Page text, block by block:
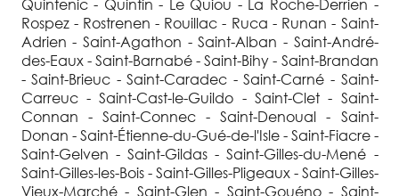
Quintenic - Quintin - Le Quiou - La Roche-Derrien -
Rospez - Rostrenen - Rouillac - Ruca - Runan - Saint-
Adrien - Saint-Agathon - Saint-Alban - Saint-André-
des-Eaux - Saint-Barnabé - Saint-Bihy - Saint-Brandan
- Saint-Brieuc - Saint-Caradec - Saint-Carné - Saint-
Carreuc - Saint-Cast-le-Guildo - Saint-Clet - Saint-
Connan - Saint-Connec - Saint-Denoual - Saint-
Donan - Saint-Étienne-du-Gué-de-l'Isle - Saint-Fiacre -
Saint-Gelven - Saint-Gildas - Saint-Gilles-du-Mené -
Saint-Gilles-les-Bois - Saint-Gilles-Pligeaux - Saint-Gilles-
Vieux-Marché - Saint-Glen - Saint-Gouéno - Saint-